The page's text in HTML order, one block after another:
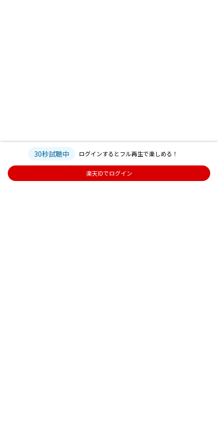
30秒試聴中 ログインするとフル再生で楽しめる！
楽天IDでログイン